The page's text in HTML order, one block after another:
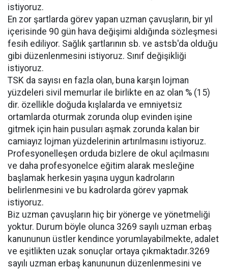
istiyoruz.
En zor şartlarda görev yapan uzman çavuşların, bir yıl
içerisinde 90 gün hava değişimi aldığında sözleşmesi
fesih ediliyor. Sağlık şartlarının sb. ve astsb'da olduğu
gibi düzenlenmesini istiyoruz. Sınıf değişikliği
istiyoruz.
TSK da sayısı en fazla olan, buna karşın lojman
yüzdeleri sivil memurlar ile birlikte en az olan % (15)
dir. özellikle doğuda kışlalarda ve emniyetsiz
ortamlarda oturmak zorunda olup evinden işine
gitmek için hain pusuları aşmak zorunda kalan bir
camiayız lojman yüzdelerinin artırılmasını istiyoruz.
Profesyonelleşen orduda bizlere de okul açılmasını
ve daha profesyonelce eğitim alarak mesleğine
başlamak herkesin yaşına uygun kadroların
belirlenmesini ve bu kadrolarda görev yapmak
istiyoruz.
Biz uzman çavuşların hiç bir yönerge ve yönetmeliği
yoktur. Durum böyle olunca 3269 sayılı uzman erbaş
kanununun üstler kendince yorumlayabilmekte, adalet
ve eşitlikten uzak sonuçlar ortaya çıkmaktadır.3269
sayılı uzman erbaş kanununun düzenlenmesini ve